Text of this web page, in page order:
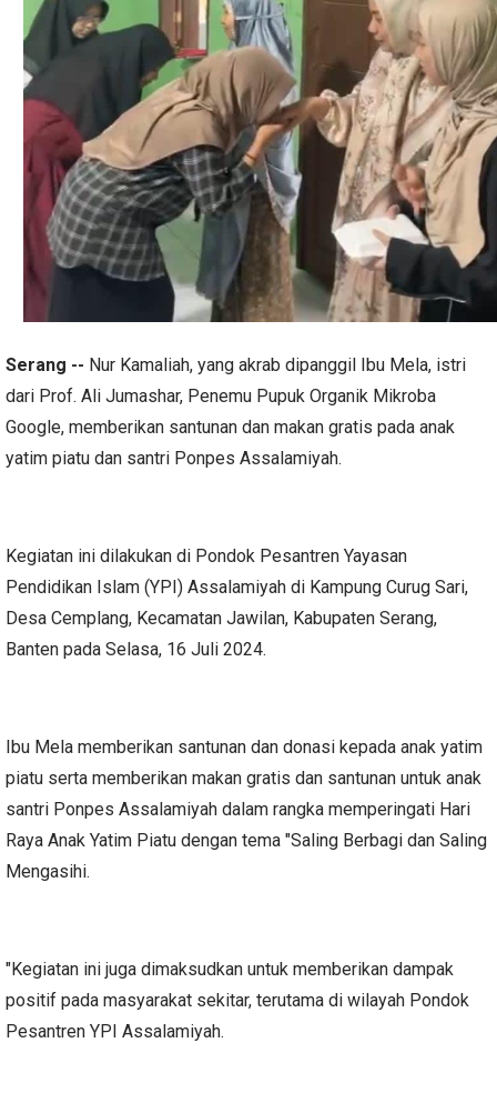
Serang -- Nur Kamaliah, yang akrab dipanggil Ibu Mela, istri
dari Prof. Ali Jumashar, Penemu Pupuk Organik Mikroba
Google, memberikan santunan dan makan gratis pada anak
yatim piatu dan santri Ponpes Assalamiyah.
Kegiatan ini dilakukan di Pondok Pesantren Yayasan
Pendidikan Islam (YPI) Assalamiyah di Kampung Curug Sari,
Desa Cemplang, Kecamatan Jawilan, Kabupaten Serang,
Banten pada Selasa, 16 Juli 2024.
Ibu Mela memberikan santunan dan donasi kepada anak yatim
piatu serta memberikan makan gratis dan santunan untuk anak
santri Ponpes Assalamiyah dalam rangka memperingati Hari
Raya Anak Yatim Piatu dengan tema "Saling Berbagi dan Saling
Mengasihi.
"Kegiatan ini juga dimaksudkan untuk memberikan dampak
positif pada masyarakat sekitar, terutama di wilayah Pondok
Pesantren YPI Assalamiyah.